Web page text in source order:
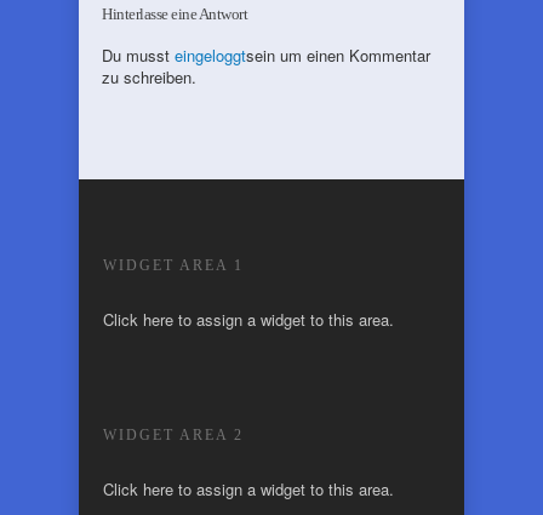
Hinterlasse eine Antwort
Du musst eingeloggtsein um einen Kommentar
zu schreiben.
WIDGET AREA 1
Click here to assign a widget to this area.
WIDGET AREA 2
Click here to assign a widget to this area.